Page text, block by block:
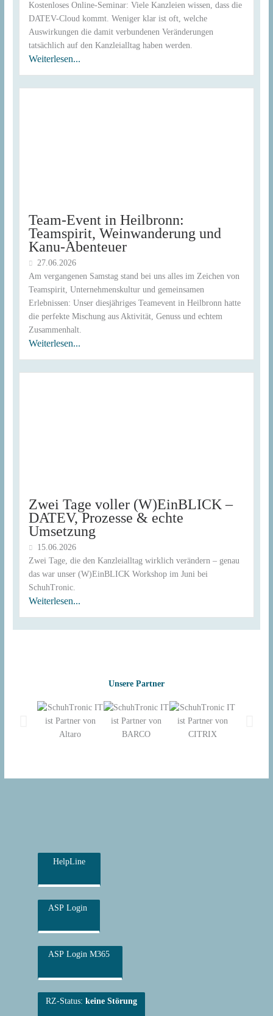
Kostenloses Online-Seminar: Viele Kanzleien wissen, dass die
DATEV-Cloud kommt. Weniger klar ist oft, welche
Auswirkungen die damit verbundenen Veränderungen
tatsächlich auf den Kanzleialltag haben werden.
Weiterlesen...
Team-Event in Heilbronn:
Teamspirit, Weinwanderung und
Kanu-Abenteuer
27.06.2026
Am vergangenen Samstag stand bei uns alles im Zeichen von
Teamspirit, Unternehmenskultur und gemeinsamen
Erlebnissen: Unser diesjähriges Teamevent in Heilbronn hatte
die perfekte Mischung aus Aktivität, Genuss und echtem
Zusammenhalt.
Weiterlesen...
Zwei Tage voller (W)EinBLICK –
DATEV, Prozesse & echte
Umsetzung
15.06.2026
Zwei Tage, die den Kanzleialltag wirklich verändern – genau
das war unser (W)EinBLICK Workshop im Juni bei
SchuhTronic.
Weiterlesen...
Unsere Partner
HelpLine
ASP Login
ASP Login M365
RZ-Status:keine Störung